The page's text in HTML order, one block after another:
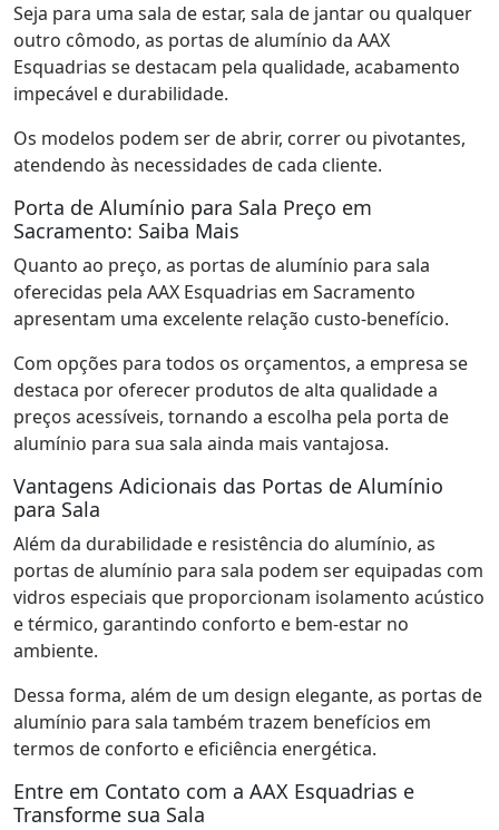
Seja para uma sala de estar, sala de jantar ou qualquer
outro cômodo, as portas de alumínio da AAX
Esquadrias se destacam pela qualidade, acabamento
impecável e durabilidade.
Os modelos podem ser de abrir, correr ou pivotantes,
atendendo às necessidades de cada cliente.
Porta de Alumínio para Sala Preço em
Sacramento: Saiba Mais
Quanto ao preço, as portas de alumínio para sala
oferecidas pela AAX Esquadrias em Sacramento
apresentam uma excelente relação custo-benefício.
Com opções para todos os orçamentos, a empresa se
destaca por oferecer produtos de alta qualidade a
preços acessíveis, tornando a escolha pela porta de
alumínio para sua sala ainda mais vantajosa.
Vantagens Adicionais das Portas de Alumínio
para Sala
Além da durabilidade e resistência do alumínio, as
portas de alumínio para sala podem ser equipadas com
vidros especiais que proporcionam isolamento acústico
e térmico, garantindo conforto e bem-estar no
ambiente.
Dessa forma, além de um design elegante, as portas de
alumínio para sala também trazem benefícios em
termos de conforto e eficiência energética.
Entre em Contato com a AAX Esquadrias e
Transforme sua Sala